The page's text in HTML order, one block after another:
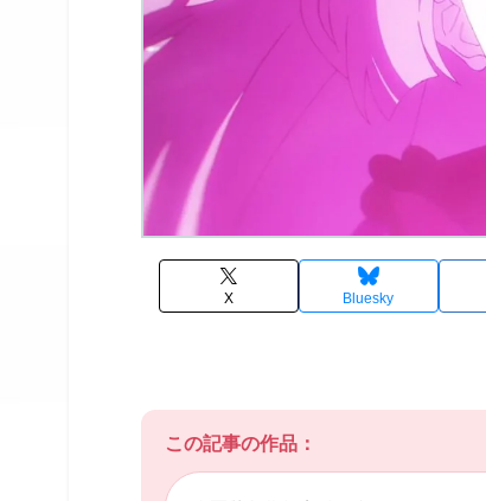
X Bluesky
この記事の作品：